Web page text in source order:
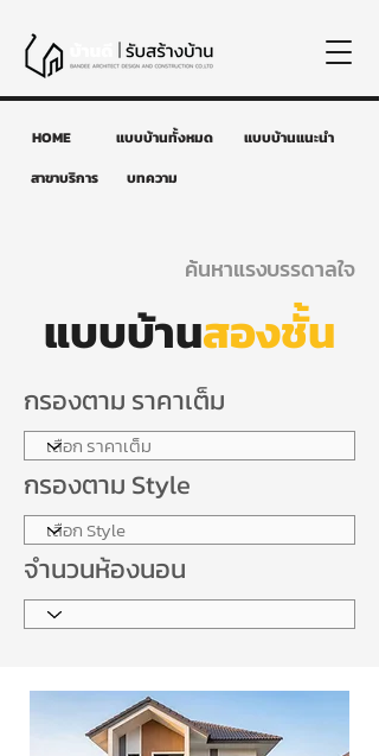
HOME แบบบ้านทั้งหมด
แบบบ้านแนะนำ
สาขาบริการ
บทความ
ค้นหาแรงบรรดาลใจ
แบบบ้านสองชั้น
กรองตาม ราคาเต็ม
กรองตาม Style
จำนวนห้องนอน